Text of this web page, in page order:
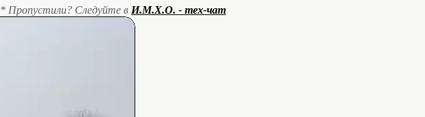
* Пропустили? Следуйте в И.М.Х.О. - тех-чат